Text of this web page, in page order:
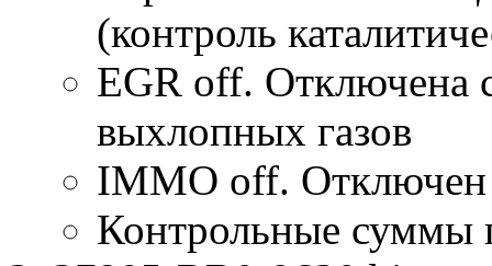
(контроль
EGR off. Отключена
выхлопных газов
IMMO off. Отключен
Контрольные суммы